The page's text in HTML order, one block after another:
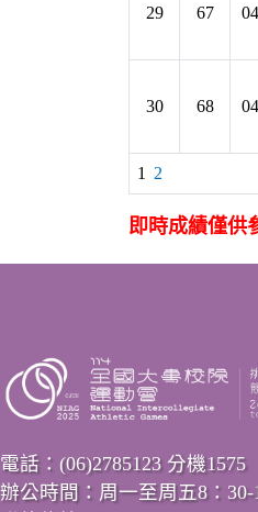
29 67
30 68
1 2
即時成績僅供
電話：(06)2785123 分機1575
辦公時間：周一至周五8：30-